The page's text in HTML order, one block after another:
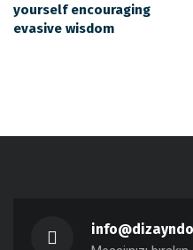
yourself encouraging
evasive wisdom